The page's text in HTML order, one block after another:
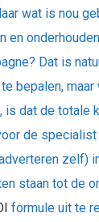
wat is nou
en
Dat is
bepalen, maar
is dat de totale
de specialist
zelf)
staan tot de
formule uit te